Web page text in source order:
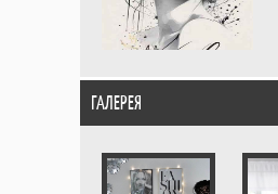
ГАЛЕРЕЯ